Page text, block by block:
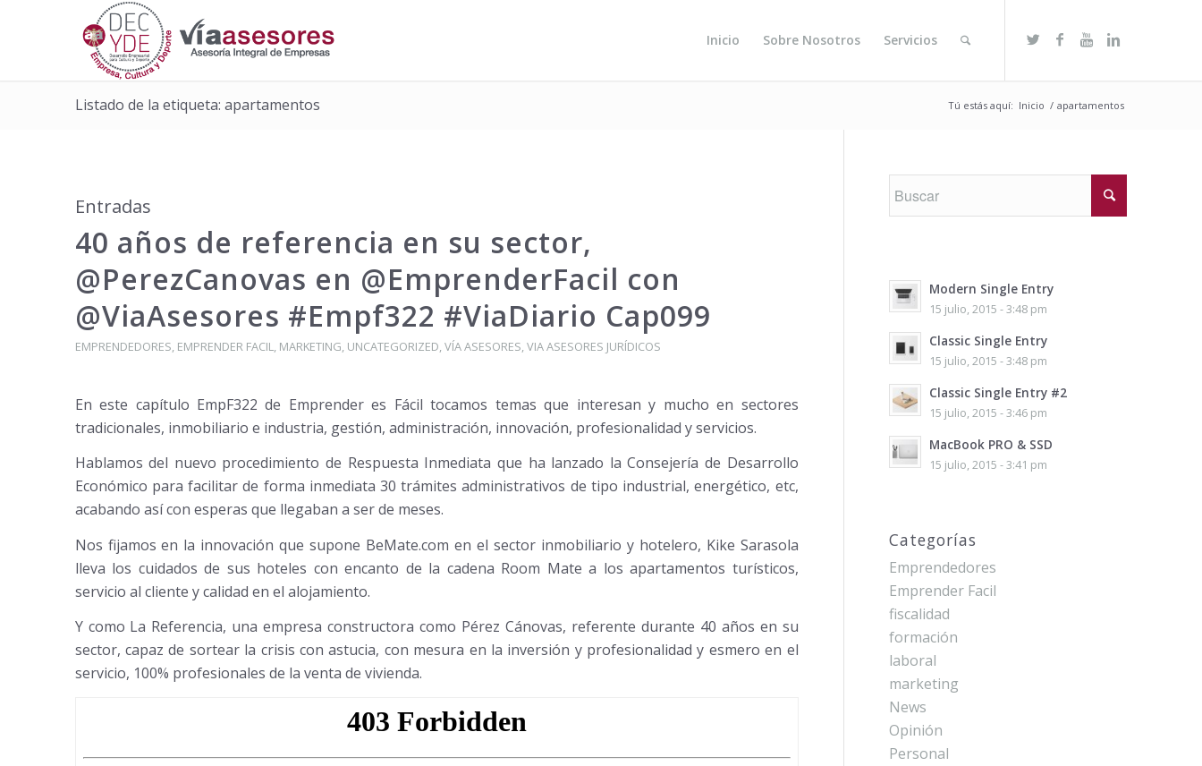
Inicio Sobre Nosotros Servicios
Listado de la etiqueta: apartamentos Tú estás aquí: Inicio / apartamentos
Entradas
40 años de referencia en su sector,
@PerezCanovas en @EmprenderFacil con
@ViaAsesores #Empf322 #ViaDiario Cap099
EMPRENDEDORES, EMPRENDER FACIL, MARKETING, UNCATEGORIZED,VÍA ASESORES,VIA ASESORES JURÍDICOS
En este capítulo EmpF322 de Emprender es Fácil tocamos temas que interesan y mucho en sectores
tradicionales, inmobiliario e industria, gestión, administración, innovación, profesionalidad y servicios.
Hablamos del nuevo procedimiento de Respuesta Inmediata que ha lanzado la Consejería de Desarrollo
Económico para facilitar de forma inmediata 30 trámites administrativos de tipo industrial, energético, etc,
acabando así con esperas que llegaban a ser de meses.
Nos fijamos en la innovación que supone BeMate.com en el sector inmobiliario y hotelero, Kike Sarasola
lleva los cuidados de sus hoteles con encanto de la cadena Room Mate a los apartamentos turísticos,
servicio al cliente y calidad en el alojamiento.
Y como La Referencia, una empresa constructora como Pérez Cánovas, referente durante 40 años en su
sector, capaz de sortear la crisis con astucia, con mesura en la inversión y profesionalidad y esmero en el
servicio, 100% profesionales de la venta de vivienda.
Modern Single Entry
15 julio, 2015 - 3:48 pm
Classic Single Entry
15 julio, 2015 - 3:48 pm
Classic Single Entry #2
15 julio, 2015 - 3:46 pm
MacBook PRO & SSD
15 julio, 2015 - 3:41 pm
Categorías
Emprendedores
Emprender Facil
fiscalidad
formación
laboral
marketing
News
Opinión
Personal